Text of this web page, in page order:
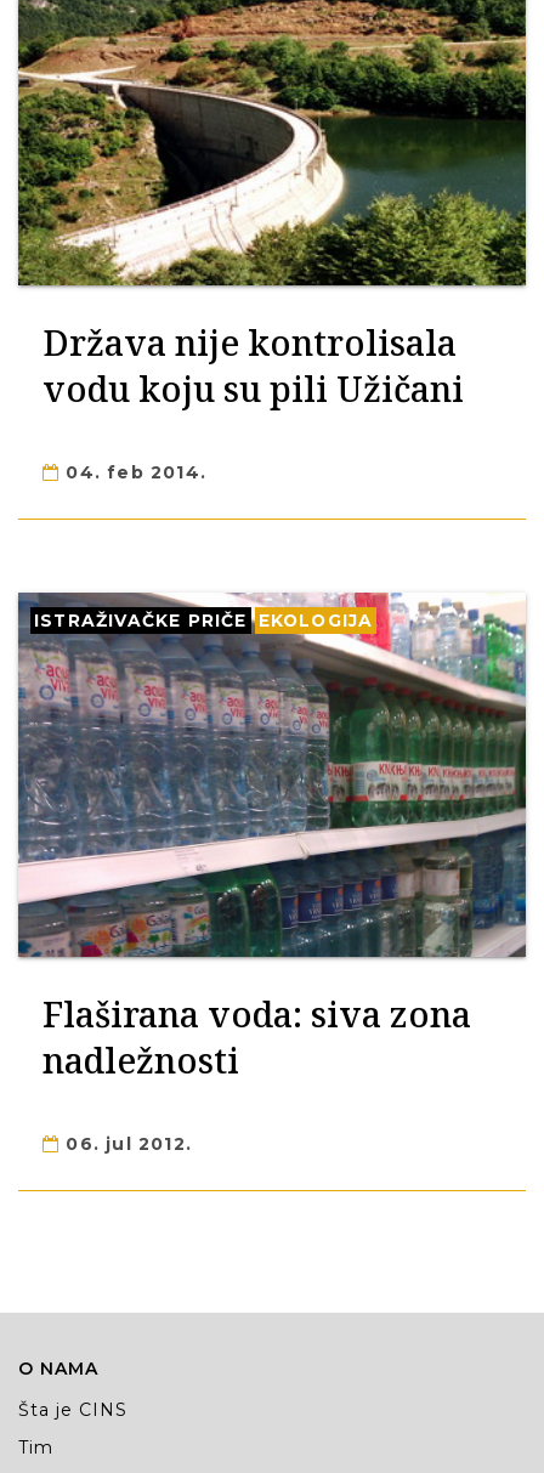
Država nije kontrolisala
vodu koju su pili Užičani
04. feb 2014.
ISTRAŽIVAČKE PRIČE EKOLOGIJA
Flaširana voda: siva zona
nadležnosti
06. jul 2012.
O NAMA
Šta je CINS
Tim